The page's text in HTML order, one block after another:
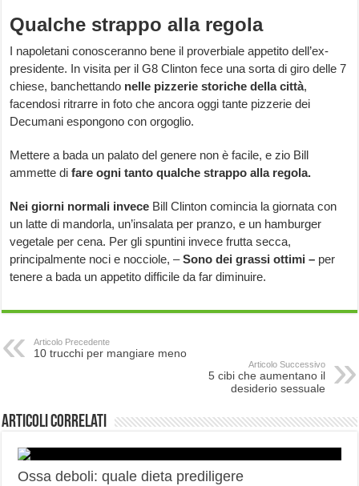
Qualche strappo alla regola
I napoletani conosceranno bene il proverbiale appetito dell’ex-
presidente. In visita per il G8 Clinton fece una sorta di giro delle 7
chiese, banchettando nelle pizzerie storiche della città,
facendosi ritrarre in foto che ancora oggi tante pizzerie dei
Decumani espongono con orgoglio.
Mettere a bada un palato del genere non è facile, e zio Bill
ammette difare ogni tanto qualche strappo alla regola.
Nei giorni normali invece Bill Clinton comincia la giornata con
un latte di mandorla, un’insalata per pranzo, e un hamburger
vegetale per cena. Per gli spuntini invece frutta secca,
principalmente noci e nocciole, –Sono dei grassi ottimi – per
tenere a bada un appetito difficile da far diminuire.
Articolo Precedente
10 trucchi per mangiare meno
Articolo Successivo
5 cibi che aumentano il
desiderio sessuale
Articoli correlati
Ossa deboli: quale dieta prediligere